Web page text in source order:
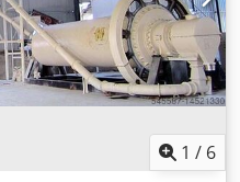
1 / 6